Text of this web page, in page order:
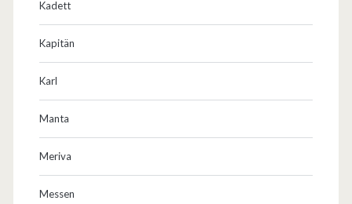
Kadett
Kapitän
Karl
Manta
Meriva
Messen